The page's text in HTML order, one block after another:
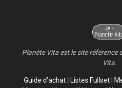
Planète Vita est le site référence
Vita.
Guide d’achat Listes Fullset